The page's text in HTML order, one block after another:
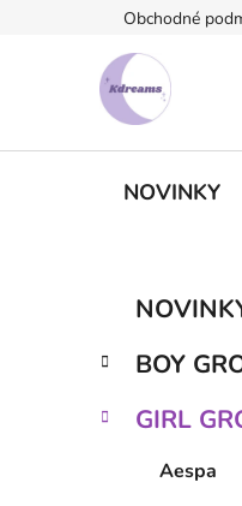
Obchodné
NOVINKY
č
ý
Preskočiť
kategórie
e
ó
BOY
GIRL
Aespa